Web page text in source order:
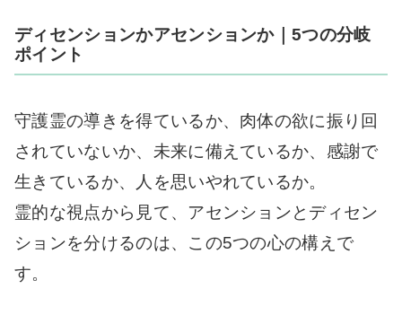
ディセンションかアセンションか｜5つの分岐
ポイント
守護霊の導きを得ているか、肉体の欲に振り回
されていないか、未来に備えているか、感謝で
生きているか、人を思いやれているか。
霊的な視点から見て、アセンションとディセン
ションを分けるのは、この5つの心の構えで
す。